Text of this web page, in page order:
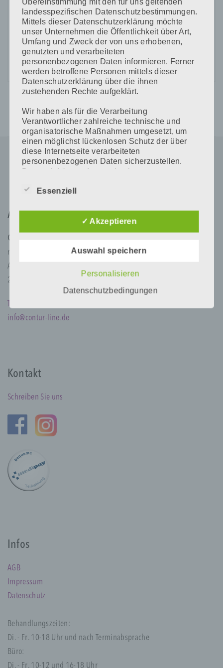
CAPTCHA Code
*
Adresse
Contur Line
med ästhetik institut GmbH
Alexanderstr. 125
26121 Oldenburg
info@contur-line.de
Kontakt
Schreiben Sie uns
Infos
AGB
Impressum
Datenschutz
Behandlungszeiten:
Di. - Fr. 10-18 Uhr und nach Terminabsprache
Büro:
Di. - Fr. 10-12 und 16-18 Uhr
landesspezifischen Datenschutzbestimmungen.
Mittels dieser Datenschutzerklärung möchte
unser Unternehmen die Öffentlichkeit über Art,
Umfang und Zweck der von uns erhobenen,
genutzten und verarbeiteten
personenbezogenen Daten informieren. Ferner
werden betroffene Personen mittels dieser
Datenschutzerklärung über die ihnen
zustehenden Rechte aufgeklärt.
Wir haben als für die Verarbeitung
Verantwortlicher zahlreiche technische und
organisatorische Maßnahmen umgesetzt, um
einen möglichst lückenlosen Schutz der über
diese Internetseite verarbeiteten
personenbezogenen Daten sicherzustellen.
Dennoch können Internetbasierte
Sicherheitslücken aufweisen, sodass ein
kann. Aus diesem Grund steht es jeder
betroffenen Person frei, personenbezogene
Daten auch auf alternativen Wegen,
Begriffsbestimmungen
Die Datenschutzerklärung beruht auf den
Richtlinien- und Verordnungsgeber beim Erlass
verständlich sein. Um dies zu gewährleisten,
Begrifflichkeiten erläutern.
Wir verwenden in dieser Datenschutzerklärung
unter anderem die folgenden Begriffe:
Personenbezogene Daten sind alle
Informationen, die sich auf eine identifizierte
mehreren besonderen Merkmalen, die
genetischen, psychischen, wirtschaftlichen,
natürlichen Person sind, identifiziert werden
kann.
Essenziell
✓ Akzeptieren
Auswahl speichern
Personalisieren
Datenschutzbedingungen